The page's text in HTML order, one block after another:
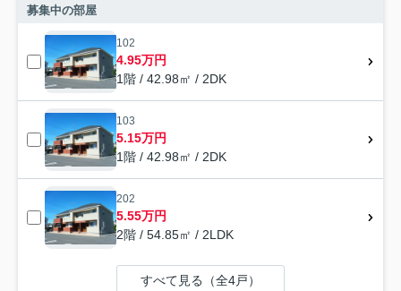
募集中の部屋
102
4.95万円
1階 / 42.98㎡ / 2DK
103
5.15万円
1階 / 42.98㎡ / 2DK
202
5.55万円
2階 / 54.85㎡ / 2LDK
すべて見る（全4戸）